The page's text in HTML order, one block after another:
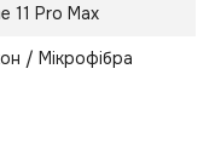
11 Pro Max
/ Мікрофібра